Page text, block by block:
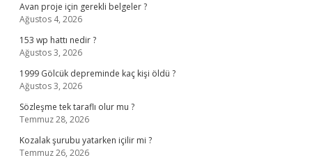
Avan proje için gerekli belgeler ?
Ağustos 4, 2026
153 wp hattı nedir ?
Ağustos 3, 2026
1999 Gölcük depreminde kaç kişi öldü ?
Ağustos 3, 2026
Sözleşme tek taraflı olur mu ?
Temmuz 28, 2026
Kozalak şurubu yatarken içilir mi ?
Temmuz 26, 2026